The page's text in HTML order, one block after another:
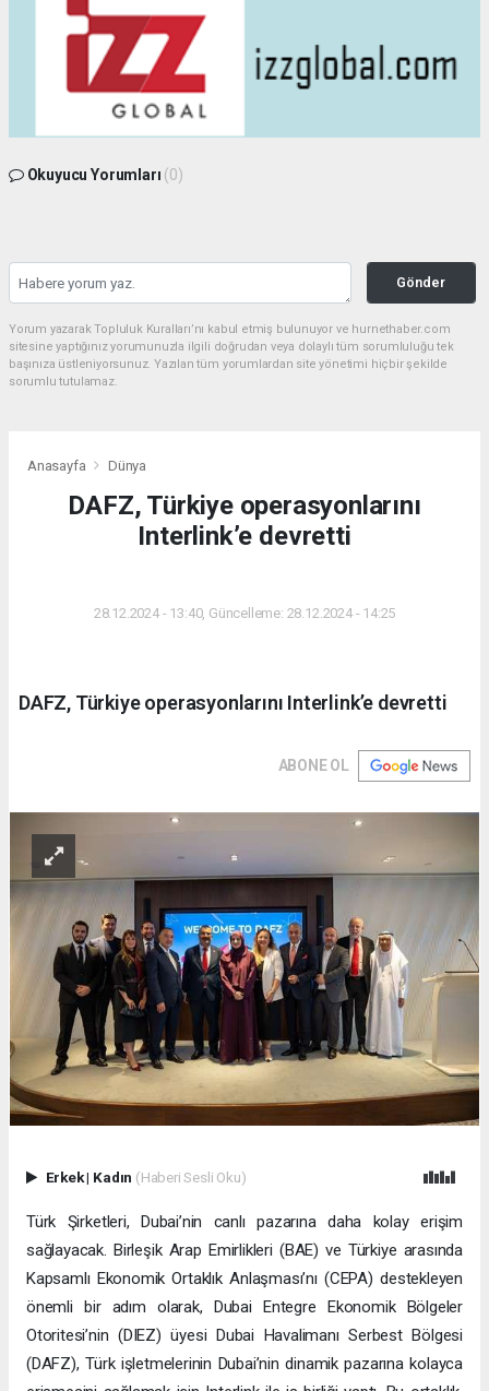
Okuyucu Yorumları (0)
Gönder
Yorum yazarak Topluluk Kuralları’nı kabul etmiş bulunuyor ve hurnethaber.com
sitesine yaptığınız yorumunuzla ilgili doğrudan veya dolaylı tüm sorumluluğu tek
başınıza üstleniyorsunuz. Yazılan tüm yorumlardan site yönetimi hiçbir şekilde
sorumlu tutulamaz.
Anasayfa Dünya
DAFZ, Türkiye operasyonlarını
Interlink’e devretti
28.12.2024 - 13:40, Güncelleme: 28.12.2024 - 14:25
DAFZ, Türkiye operasyonlarını Interlink’e devretti
ABONE OL
Erkek| Kadın (Haberi Sesli Oku)
Türk Şirketleri, Dubai’nin canlı pazarına daha kolay erişim
sağlayacak. Birleşik Arap Emirlikleri (BAE) ve Türkiye arasında
Kapsamlı Ekonomik Ortaklık Anlaşması’nı (CEPA) destekleyen
önemli bir adım olarak, Dubai Entegre Ekonomik Bölgeler
Otoritesi’nin (DIEZ) üyesi Dubai Havalimanı Serbest Bölgesi
(DAFZ), Türk işletmelerinin Dubai’nin dinamik pazarına kolayca